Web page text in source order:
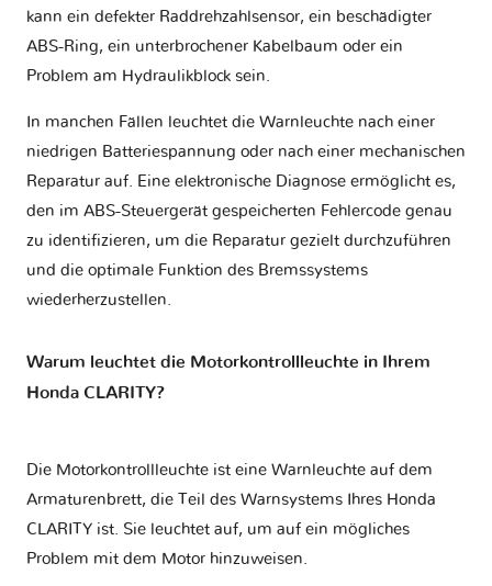
kann ein defekter Raddrehzahlsensor, ein beschädigter
ABS-Ring, ein unterbrochener Kabelbaum oder ein
Problem am Hydraulikblock sein.
In manchen Fällen leuchtet die Warnleuchte nach einer
niedrigen Batteriespannung oder nach einer mechanischen
Reparatur auf. Eine elektronische Diagnose ermöglicht es,
den im ABS-Steuergerät gespeicherten Fehlercode genau
zu identifizieren, um die Reparatur gezielt durchzuführen
und die optimale Funktion des Bremssystems
wiederherzustellen.
Warum leuchtet die Motorkontrollleuchte in Ihrem
Honda CLARITY?
Die Motorkontrollleuchte ist eine Warnleuchte auf dem
Armaturenbrett, die Teil des Warnsystems Ihres Honda
CLARITY ist. Sie leuchtet auf, um auf ein mögliches
Problem mit dem Motor hinzuweisen.